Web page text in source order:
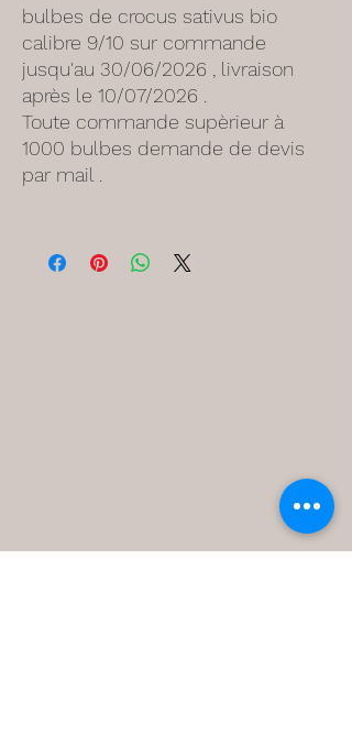
bulbes de crocus sativus bio
calibre 9/10 sur commande
jusqu'au 30/06/2026 , livraison
après le 10/07/2026 .
Toute commande supèrieur à
1000 bulbes demande de devis
par mail .